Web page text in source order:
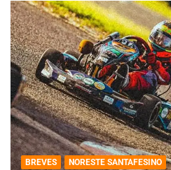
BREVES NORESTE SANTAFESINO